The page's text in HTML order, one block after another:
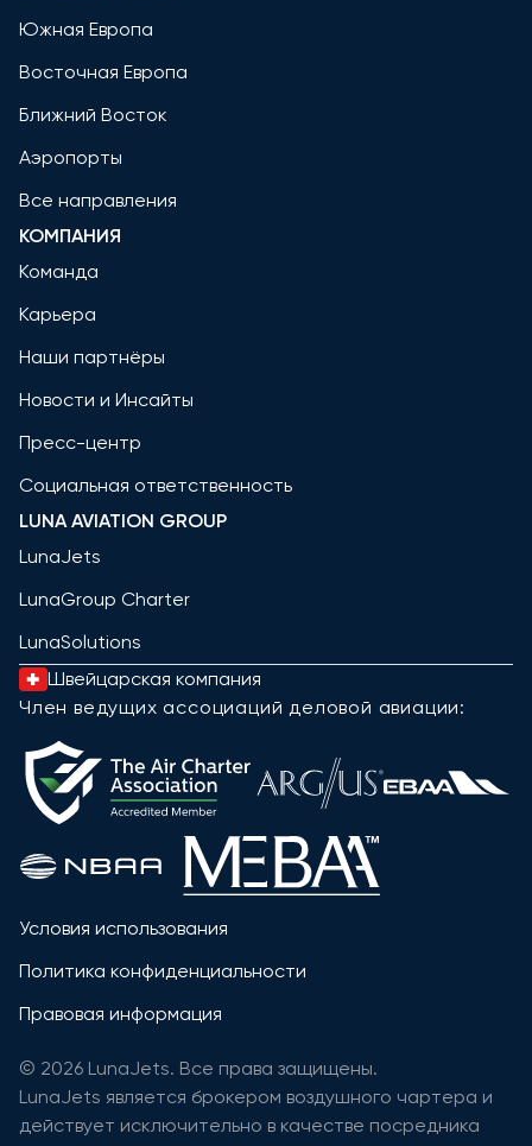
Южная Европа
Восточная Европа
Ближний Восток
Аэропорты
Все направления
КОМПАНИЯ
Команда
Карьера
Наши партнёры
Новости и Инсайты
Пресс-центр
Социальная ответственность
LUNA AVIATION GROUP
LunaJets
LunaGroup Charter
LunaSolutions
Швейцарская компания
Член ведущих ассоциаций деловой авиации:
Условия использования
Политика конфиденциальности
Правовая информация
© 2026 LunaJets. Все права защищены.
LunaJets является брокером воздушного чартера и
действует исключительно в качестве посредника